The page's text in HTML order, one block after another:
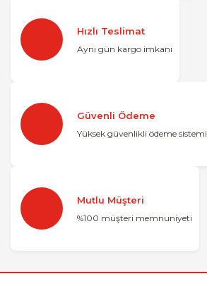
Hızlı Teslimat
Aynı gün kargo imkanı
Güvenli Ödeme
Yüksek güvenlikli ödeme sistemi
Mutlu Müşteri
%100 müşteri memnuniyeti